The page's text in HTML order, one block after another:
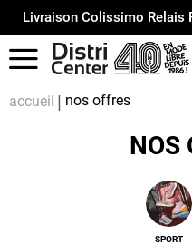
Livraison Colissimo Relais
Menu
accueil nos offres
NOS
SPORT